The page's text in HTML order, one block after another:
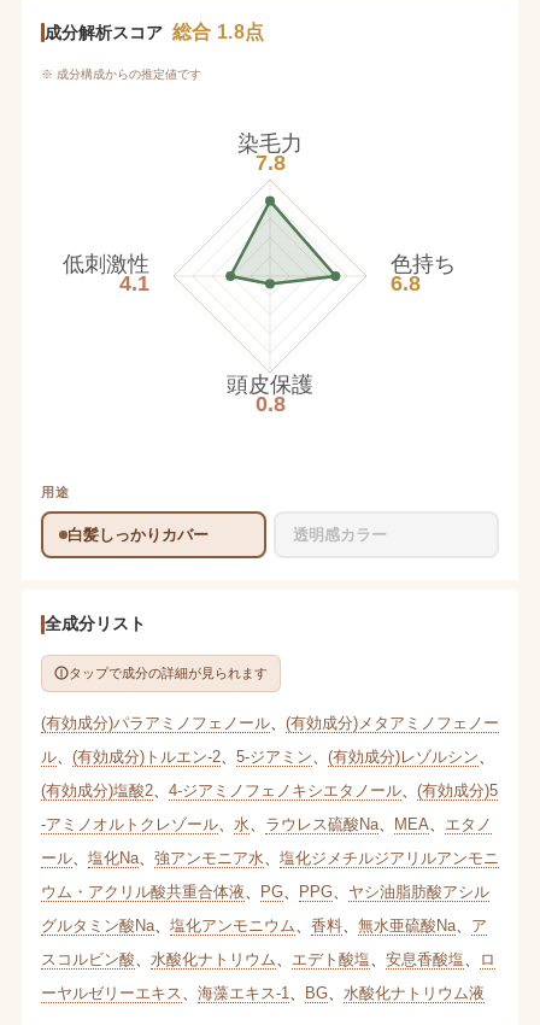
成分解析スコア 総合 1.8点
※ 成分構成からの推定値です
染毛力
7.8
色持ち
6.8
頭皮保護
0.8
低刺激性
4.1
用途
白髪しっかりカバー 透明感カラー
全成分リスト
タップで成分の詳細が見られます
(有効成分)パラアミノフェノール、 (有効成分)メタアミノフェノー
ル、 (有効成分)トルエン-2、 5-ジアミン (有効成分)レゾルシン
(有効成分)塩酸2、 4-ジアミノフェノキシエタノール、 (有効成分)5
-アミノオルトクレゾール、 水 ラウレス硫酸Na、 MEA
エタノ
ール、 塩化Na、 強アンモニア水
塩化ジメチルジアリルアンモニ
ウム・アクリル酸共重合体液
PG、 PPG、 ヤシ油脂肪酸アシル
グルタミン酸Na、 塩化アンモニウム 香料、 無水亜硫酸Na、 ア
スコルビン酸
水酸化ナトリウム エデト酸塩 安息香酸塩
ロ
ーヤルゼリーエキス
海藻エキス-1 BG、 水酸化ナトリウム液